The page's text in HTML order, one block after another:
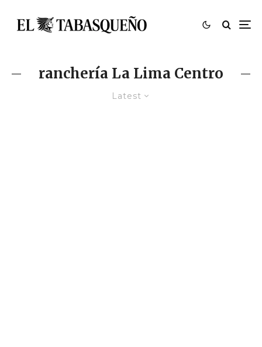
ranchería La Lima Centro
Latest